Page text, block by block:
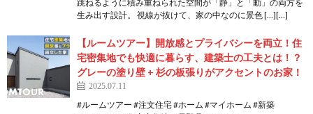
跳ねるように積み重ねられた空間が「静」と「動」の両方を
生み出す設計。 視線が抜けて、家の中なのに景色 […][…]
【ルームツアー】開放感とプライバシーを両立！住
宅密集地でも快適に暮らす、建築士の工夫とは！？
グレーの塗り壁 + 杉の板張りがアクセントのお家！
2025.07.11
#ルームツアー #注文住宅 #ホーム #マイホーム #新築